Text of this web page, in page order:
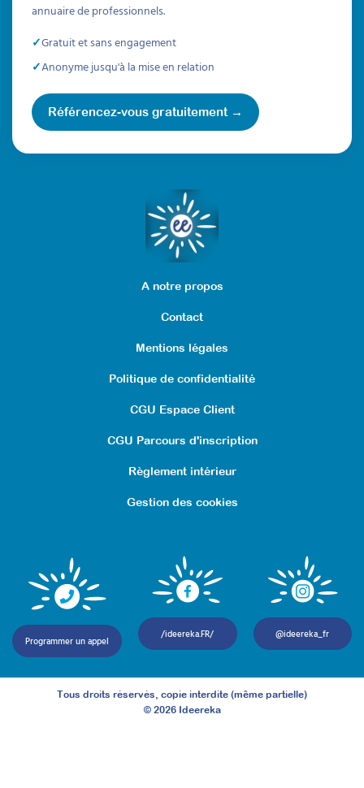
annuaire de professionnels.
Gratuit et sans engagement
Anonyme jusqu'à la mise en relation
Référencez-vous gratuitement →
A notre propos
Contact
Mentions légales
Politique de confidentialité
CGU Espace Client
CGU Parcours d'inscription
Règlement intérieur
Gestion des cookies
Programmer un appel
/ideereka.FR/ @ideereka_fr
Tous droits réservés, copie interdite (même partielle)
© 2026Ideereka